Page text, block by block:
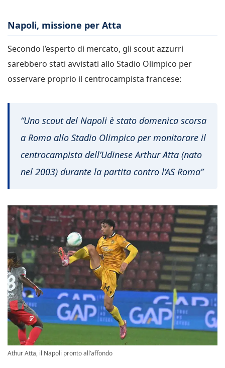
Napoli, missione per Atta
Secondo l’esperto di mercato, gli scout azzurri
sarebbero stati avvistati allo Stadio Olimpico per
osservare proprio il centrocampista francese:
“Uno scout del Napoli è stato domenica scorsa
a Roma allo Stadio Olimpico per monitorare il
centrocampista dell’UdineseArthurAtta (nato
nel 2003) durante la partita contro l’AS Roma”
Athur Atta, il Napoli pronto all’affondo